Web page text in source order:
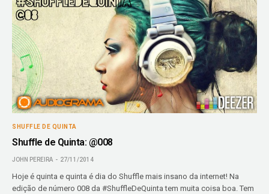
SHUFFLE DE QUINTA
Shuffle de Quinta: @008
JOHN PEREIRA 27/11/2014
Hoje é quinta e quinta é dia do Shuffle mais insano da internet! Na
edição de número 008 da #ShuffleDeQuinta tem muita coisa boa. Tem